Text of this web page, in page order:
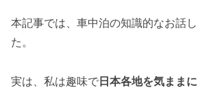
本記事では、車中泊の知識的なお話
た。
実は、私は趣味で日本各地を気まま